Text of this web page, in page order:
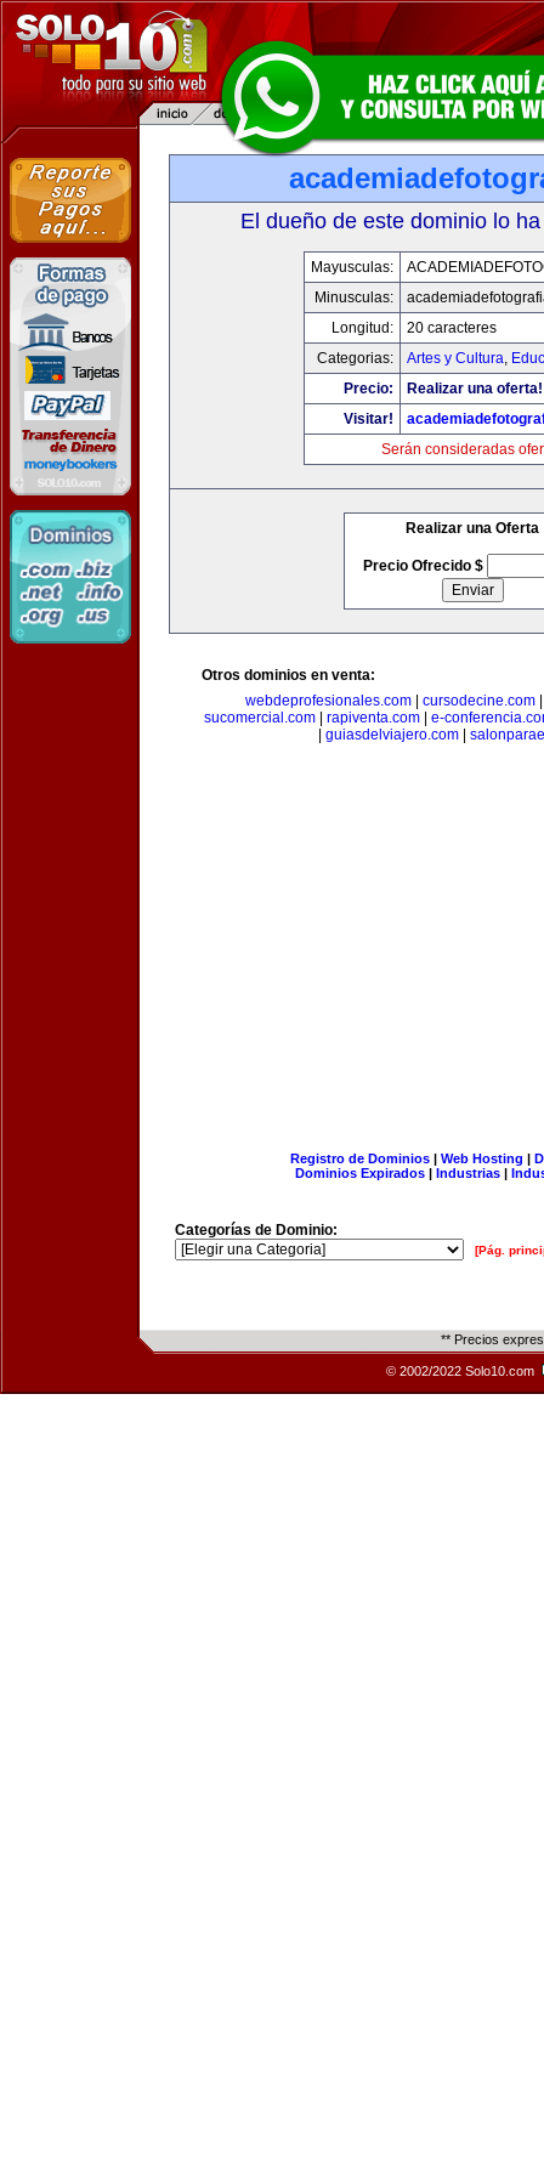
El dueño de este dominio lo
Mayusculas:
Minusculas:
Longitud:
20 caracteres
Categorias:
Artes y Cultura,
Precio:
Realizar una oferta!
Visitar!
Serán consideradas
Realizar una Oferta
Precio Ofrecido $
Otros dominios en venta:
webdeprofesionales.com| cursodecine.com
sucomercial.com
rapiventa.com
e-
guiasdelviajero.com|
Registro de Dominios| Web Hosting |
Dominios Expirados | Industrias |
Categorías de Dominio:
[Pág.
** Precios
© 2002/2022 Solo10.com